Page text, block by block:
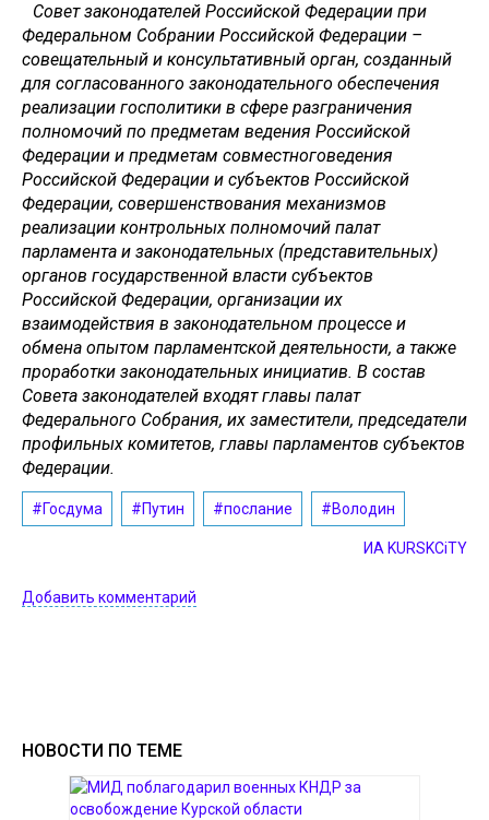
Совет законодателей Российской Федерации при
Федеральном Собрании Российской Федерации –
совещательный и консультативный орган, созданный
для согласованного законодательного обеспечения
реализации госполитики в сфере разграничения
полномочий по предметам ведения Российской
Федерации и предметам совместноговедения
Российской Федерации и субъектов Российской
Федерации, совершенствования механизмов
реализации контрольных полномочий палат
парламента и законодательных (представительных)
органов государственной власти субъектов
Российской Федерации, организации их
взаимодействия в законодательном процессе и
обмена опытом парламентской деятельности, а также
проработки законодательных инициатив. В состав
Совета законодателей входят главы палат
Федерального Собрания, их заместители, председатели
профильных комитетов, главы парламентов субъектов
Федерации.
#Госдума #Путин #послание #Володин
ИА KURSKCiTY
Добавить комментарий
НОВОСТИ ПО ТЕМЕ